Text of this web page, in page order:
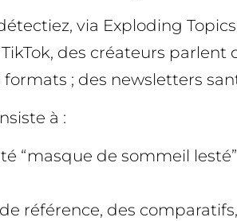
via Exploding
des créateurs
; des newsletters
à :
“masque de sommeil
référence, des